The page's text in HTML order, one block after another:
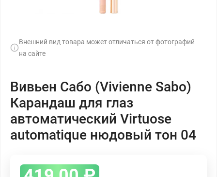
Внешний вид товара может отличаться от фотографий
на сайте
Вивьен Сабо (Vivienne Sabo)
Карандаш для глаз
автоматический Virtuose
automatique нюдовый тон 04